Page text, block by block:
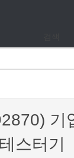
색:
기
스터기